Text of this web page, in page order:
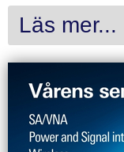
Läs mer...